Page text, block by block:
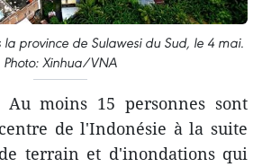
la province de Sulawesi du Sud, le 4 mai.
Photo: Xinhua/VNA
Au moins 15 personnes sont
de l'Indonésie à la suite
terrain et d'inondations qui